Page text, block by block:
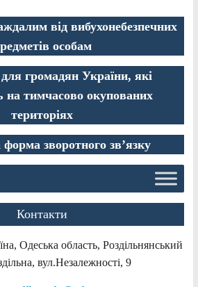
від вибухонебезпечних
особам
громадян України, які
тимчасово окупованих
територіях
зворотного зв’язку
Контакти
Одеська область, Роздільнянський
вул.Незалежності, 9